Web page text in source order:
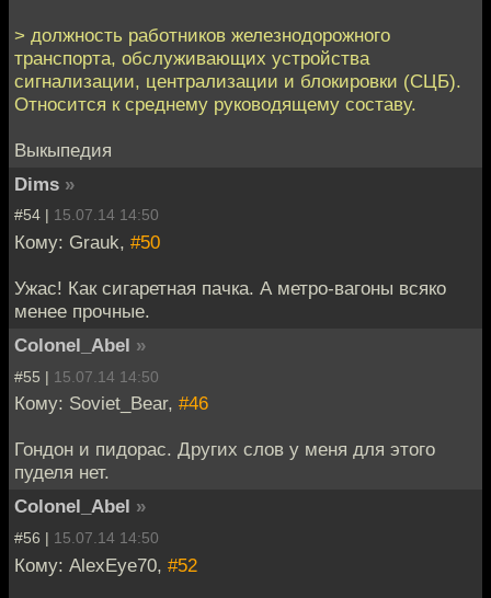
> должность работников железнодорожного
транспорта, обслуживающих устройства
сигнализации, централизации и блокировки (СЦБ).
Относится к среднему руководящему составу.
Выкыпедия
Dims »
#54 | 15.07.14 14:50
Кому: Grauk, #50
Ужас! Как сигаретная пачка. А метро-вагоны всяко
менее прочные.
Colonel_Abel »
#55 | 15.07.14 14:50
Кому: Soviet_Bear, #46
Гондон и пидорас. Других слов у меня для этого
пуделя нет.
Colonel_Abel »
#56 | 15.07.14 14:50
Кому: AlexEye70, #52